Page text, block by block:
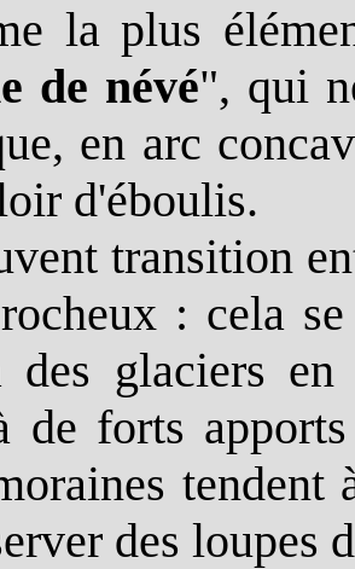
la plus
de névé", qui
en arc
d'éboulis.
transition
: cela
des glaciers
de forts
des loupes